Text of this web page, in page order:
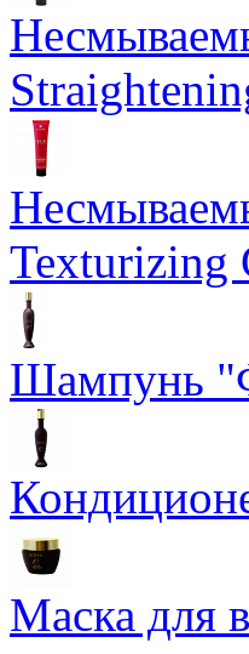
Texturizing
Шампунь
Маска для